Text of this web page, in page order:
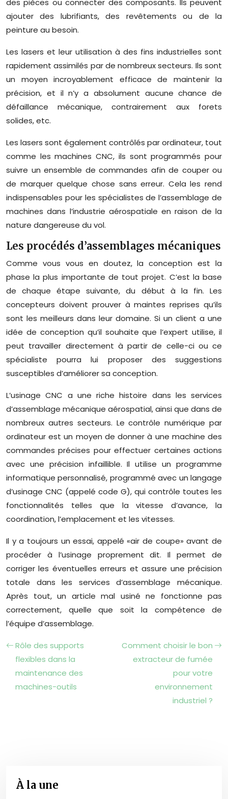
des pièces ou connecter des composants. Ils peuvent
ajouter des lubrifiants, des revêtements ou de la
peinture au besoin.
Les lasers et leur utilisation à des fins industrielles sont
rapidement assimilés par de nombreux secteurs. Ils sont
un moyen incroyablement efficace de maintenir la
précision, et il n’y a absolument aucune chance de
défaillance mécanique, contrairement aux forets
solides, etc.
Les lasers sont également contrôlés par ordinateur, tout
comme les machines CNC, ils sont programmés pour
suivre un ensemble de commandes afin de couper ou
de marquer quelque chose sans erreur. Cela les rend
indispensables pour les spécialistes de l’assemblage de
machines dans l’industrie aérospatiale en raison de la
nature dangereuse du vol.
Les procédés d’assemblages mécaniques
Comme vous vous en doutez, la conception est la
phase la plus importante de tout projet. C’est la base
de chaque étape suivante, du début à la fin. Les
concepteurs doivent prouver à maintes reprises qu’ils
sont les meilleurs dans leur domaine. Si un client a une
idée de conception qu’il souhaite que l’expert utilise, il
peut travailler directement à partir de celle-ci ou ce
spécialiste pourra lui proposer des suggestions
susceptibles d’améliorer sa conception.
L’usinage CNC a une riche histoire dans les services
d’assemblage mécanique aérospatial, ainsi que dans de
nombreux autres secteurs. Le contrôle numérique par
ordinateur est un moyen de donner à une machine des
commandes précises pour effectuer certaines actions
avec une précision infaillible. Il utilise un programme
informatique personnalisé, programmé avec un langage
d’usinage CNC (appelé code G), qui contrôle toutes les
fonctionnalités telles que la vitesse d’avance, la
coordination, l’emplacement et les vitesses.
Il y a toujours un essai, appelé «air de coupe» avant de
procéder à l’usinage proprement dit. Il permet de
corriger les éventuelles erreurs et assure une précision
totale dans les services d’assemblage mécanique.
Après tout, un article mal usiné ne fonctionne pas
correctement, quelle que soit la compétence de
l’équipe d’assemblage.
Rôle des supports
flexibles dans la
maintenance des
machines-outils
Comment choisir le bon
extracteur de fumée
pour votre
environnement
industriel ?
À la une